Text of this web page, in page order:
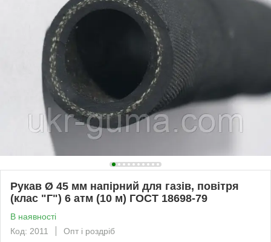
Рукав Ø 45 мм напірний для газів, повітря
(клас "Г") 6 атм (10 м) ГОСТ 18698-79
В наявності
Код: 2011
Опт і роздріб